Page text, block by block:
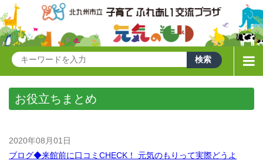
お役立ちまとめ
2020年08月01日
ブログ◆来館前に口コミCHECK！ 元気のもりって実際どうよ